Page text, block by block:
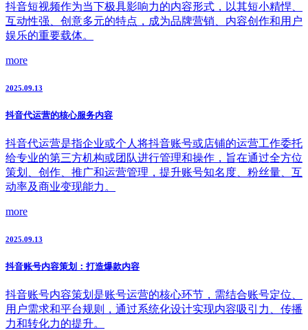
抖音短视频作为当下极具影响力的内容形式，以其短小精悍、
互动性强、创意多元的特点，成为品牌营销、内容创作和用户
娱乐的重要载体。
more
2025.09.13
抖音代运营的核心服务内容
抖音代运营是指企业或个人将抖音账号或店铺的运营工作委托
给专业的第三方机构或团队进行管理和操作，旨在通过全方位
策划、创作、推广和运营管理，提升账号知名度、粉丝量、互
动率及商业变现能力。
more
2025.09.13
抖音账号内容策划：打造爆款内容
抖音账号内容策划是账号运营的核心环节，需结合账号定位、
用户需求和平台规则，通过系统化设计实现内容吸引力、传播
力和转化力的提升。